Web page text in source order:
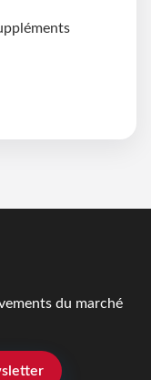
du marché